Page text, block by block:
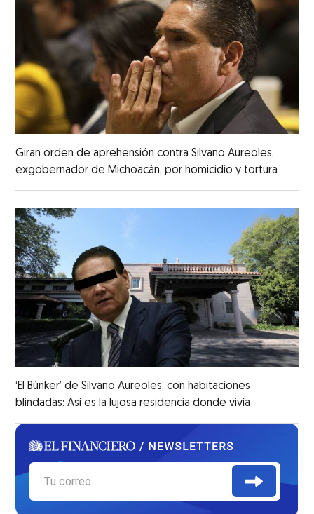
Giran orden de aprehensión contra Silvano Aureoles,
exgobernador de Michoacán, por homicidio y tortura
‘El Búnker’ de Silvano Aureoles, con habitaciones
blindadas: Así es la lujosa residencia donde vivía